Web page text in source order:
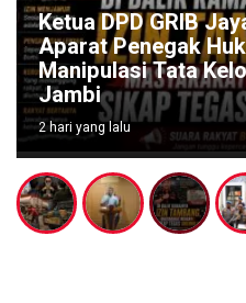
Ketua DPD GRIB
Aparat Penegak
Manipulasi Tata
Jambi
2 hari yang lalu